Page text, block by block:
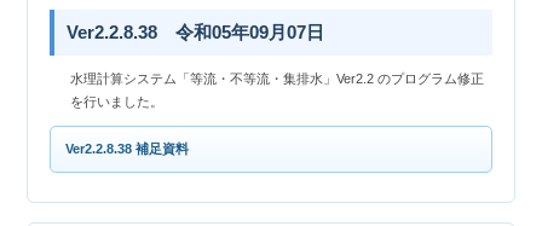
Ver2.2.8.38 令和05年09月07日
水理計算システム「等流・不等流・集排水」Ver2.2 のプログラム修正
を行いました。
Ver2.2.8.38 補足資料